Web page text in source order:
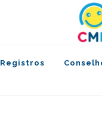
Registros